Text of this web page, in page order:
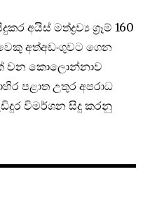
අයිස් මත්ද්‍රව්‍ය ග්‍රෑම් 160
අත්අඩංගුවට ගෙන
ක් වන කොලොන්නාව
පළාත උතුර අපරාධ
විමර්ශන සිදු කරනු